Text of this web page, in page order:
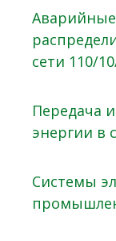
сети 110/
Передача
энергии в
Системы